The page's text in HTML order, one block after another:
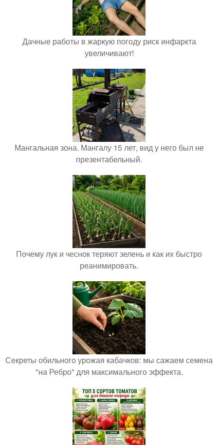
Дачные работы в жаркую погоду риск инфаркта
увеличивают!
Мангальная зона. Мангалу 15 лет, вид у него был не
презентабельный.
Почему лук и чеснок теряют зелень и как их быстро
реанимировать.
Секреты обильного урожая кабачков: мы сажаем семена
"на Ребро" для максимального эффекта.